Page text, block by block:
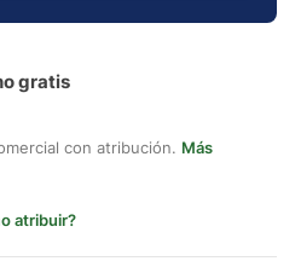
gratis
con atribución. Más
atribuir?